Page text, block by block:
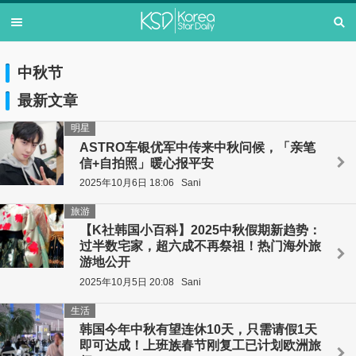
中秋节
最新文章
ASTRO车银优军中传来中秋问候，「亲笔
信+自拍照」暖心报平安
明星
2025年10月6日 18:06 Sani
【K社韩国小百科】2025中秋假期新趋势：
过半数宅家，超六成不再祭祖！热门海外旅
游地公开
旅游
2025年10月5日 20:08 Sani
韩国今年中秋有望连休10天，只需请假1天
即可达成！上班族春节刚复工已计划欧洲旅
生活